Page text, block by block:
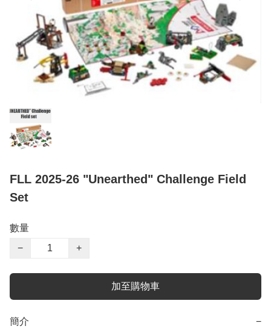
FLL 2025-26 "Unearthed" Challenge Field
Set
數量
−
+
加至購物車
簡介 −